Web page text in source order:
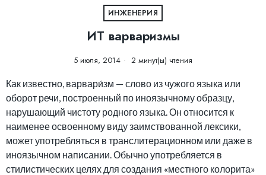
ИНЖЕНЕРИЯ
ИТ варваризмы
5 июля, 2014 2 минут(ы) чтения
Как известно, варвари́зм — слово из чужого языка или
оборот речи, построенный по иноязычному образцу,
нарушающий чистоту родного языка. Он относится к
наименее освоенному виду заимствованной лексики,
может употребляться в транслитерационном или даже в
иноязычном написании. Обычно употребляется в
стилистических целях для создания «местного колорита»